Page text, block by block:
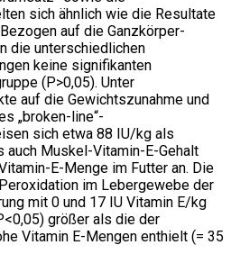
sich ähnlich wie die Resultate
auf die Ganzkörper-
die unterschiedlichen
keine signifikanten
(P>0,05). Unter
auf die Gewichtszunahme und
„broken-line“-
sich etwa 88 IU/kg als
Muskel-Vitamin-E-Gehalt
E-Menge im Futter an. Die
im Lebergewebe der
mit 0 und 17 IU Vitamin E/kg
größer als die der
Vitamin E-Mengen enthielt (= 35